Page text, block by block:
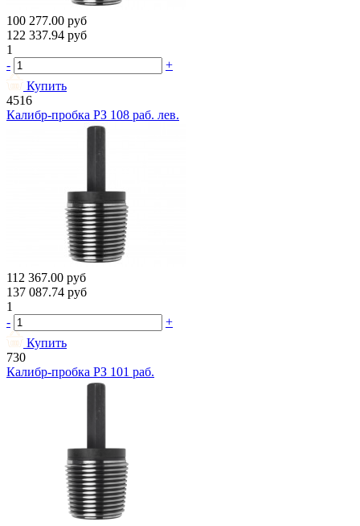
100 277.00 руб
122 337.94 руб
1
-
+
Купить
4516
Калибр-пробка РЗ 108 раб. лев.
112 367.00 руб
137 087.74 руб
1
-
+
Купить
730
Калибр-пробка РЗ 101 раб.